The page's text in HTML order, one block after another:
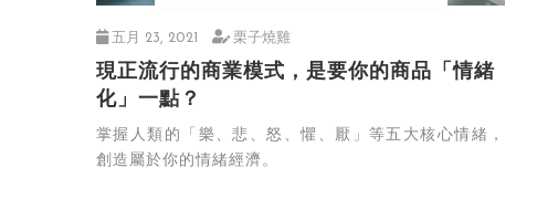
五月 23, 2021 栗子燒雞
現正流行的商業模式，是要你的商品「情緒
化」一點？
掌握人類的「樂、悲、怒、懼、厭」等五大核心情緒，
創造屬於你的情緒經濟。